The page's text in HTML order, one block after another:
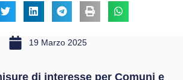
19 Marzo 2025
di interesse per Comuni e